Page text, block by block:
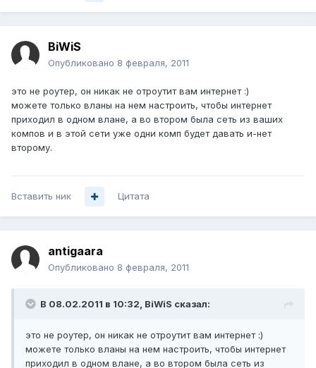
BiWiS
Опубликовано 8 февраля, 2011
это не роутер, он никак не отроутит вам интернет :)
можете только вланы на нем настроить, чтобы интернет
приходил в одном влане, а во втором была сеть из ваших
компов и в этой сети уже одни комп будет давать и-нет
второму.
Вставить ник Цитата
antigaara
Опубликовано 8 февраля, 2011
В 08.02.2011 в 10:32, BiWiS сказал:
это не роутер, он никак не отроутит вам интернет :)
можете только вланы на нем настроить, чтобы интернет
приходил в одном влане, а во втором была сеть из